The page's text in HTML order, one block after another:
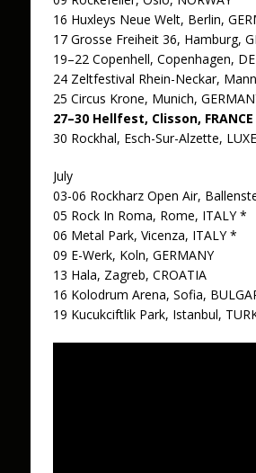
16 Huxleys Neue Welt, Berlin,
17 Grosse Freiheit 36, Hamburg,
19–22 Copenhell, Copenhagen,
24 Zeltfestival Rhein-Neckar,
25 Circus Krone, Munich,
27–30 Hellfest, Clisson,
30 Rockhal, Esch-Sur-Alzette,
July
03-06 Rockharz Open Air,
05 Rock In Roma, Rome, ITALY *
06 Metal Park, Vicenza, ITALY *
09 E-Werk, Koln, GERMANY
13 Hala, Zagreb, CROATIA
16 Kolodrum Arena, Sofia,
19 Kucukciftlik Park, Istanbul,